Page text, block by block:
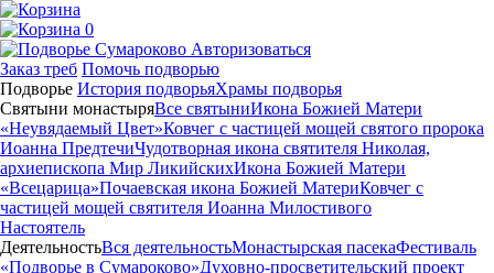
0
Авторизоваться
Заказ треб Помочь подворью
Подворье История подворьяХрамы подворья
Святыни монастыряВсе святыниИкона Божией Матери
«Неувядаемый Цвет»Ковчег с частицей мощей святого пророка
Иоанна ПредтечиЧудотворная икона святителя Николая,
архиепископа Мир ЛикийскихИкона Божией Матери
«Всецарица»Почаевская икона Божией МатериКовчег с
частицей мощей святителя Иоанна Милостивого
Настоятель
ДеятельностьВся деятельностьМонастырская пасекаФестиваль
«Подворье в Сумароково»Духовно-просветительский проект